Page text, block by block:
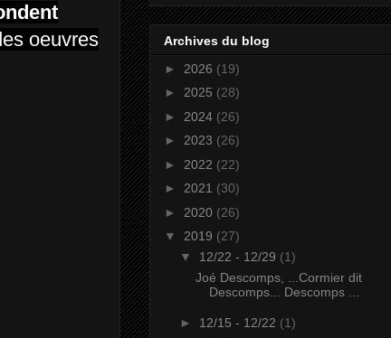
oeuvres
Archives du blog
► 2026 (19)
► 2025 (28)
► 2024 (26)
► 2023 (26)
► 2022 (22)
► 2021 (30)
► 2020 (26)
▼ 2019 (27)
▼ 12/22 - 12/29 (1)
Joé Descomps, ...Cormier dit
Descomps... Descomps ...
► 12/15 - 12/22 (1)